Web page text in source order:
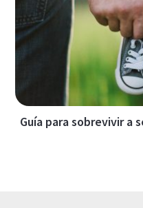
Guía para sobrevivir a